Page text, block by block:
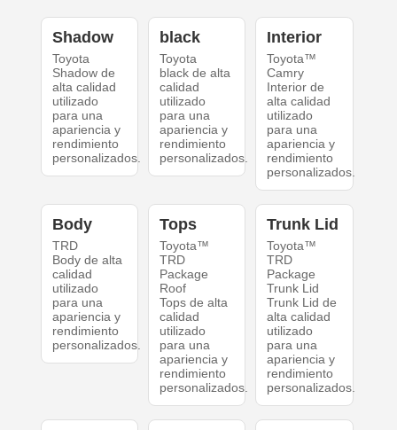
Shadow
Toyota
Shadow de
alta calidad
utilizado
para una
apariencia y
rendimiento
personalizados.
black
Toyota
black de alta
calidad
utilizado
para una
apariencia y
rendimiento
personalizados.
Interior
Toyota™
Camry
Interior de
alta calidad
utilizado
para una
apariencia y
rendimiento
personalizados.
Body
TRD
Body de alta
calidad
utilizado
para una
apariencia y
rendimiento
personalizados.
Tops
Toyota™
TRD
Package
Roof
Tops de alta
calidad
utilizado
para una
apariencia y
rendimiento
personalizados.
Trunk Lid
Toyota™
TRD
Package
Trunk Lid
Trunk Lid de
alta calidad
utilizado
para una
apariencia y
rendimiento
personalizados.